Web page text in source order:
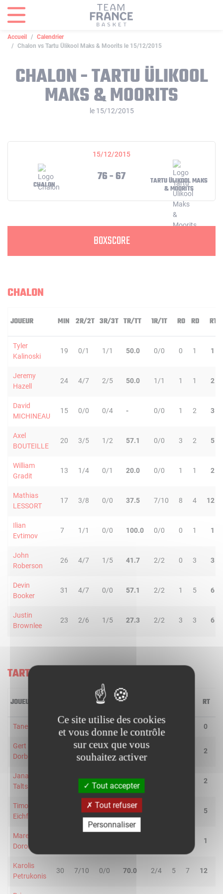
Accueil
Calendrier
Chalon vs Tartu Ülikool Maks & Moorits le 15/12/2015
CHALON - TARTU ÜLIKOOL
MAKS & MOORITS
le 15/12/2015
15/12/2015
CHALON
76 - 67
TARTU ÜLIKOOL MAKS
& MOORITS
BOXSCORE
CHALON
JOUEUR MIN 2R/2T 3R/3T TR/TT 1R/1T RO RD RT
Tyler
Kalinoski
19 0/1 1/1 50.0 0/0 0 1 1
Jeremy
Hazell
24 4/7 2/5 50.0 1/1 1 1 2
David
MICHINEAU
15 0/0 0/4 - 0/0 1 2 3
Axel
BOUTEILLE
20 3/5 1/2 57.1 0/0 3 2 5
William
Gradit
13 1/4 0/1 20.0 0/0 1 1 2
Mathias
LESSORT
17 3/8 0/0 37.5 7/10 8 4 12
Ilian
Evtimov
7 1/1 0/0 100.0 0/0 0 1 1
John
Roberson
26 4/7 1/5 41.7 2/2 0 3 3
Devin
Booker
31 4/7 0/0 57.1 2/2 1 5 6
Justin
Brownlee
23 2/6 1/5 27.3 2/2 3 3 6
TARTU ÜLIKOOL MAKS & MOORITS
JOUEUR 3R/3T TR/TT RT
Tanel Sokk 3/3 0
Gert
Dorbek
0/0 3/9 33.3 2
Janar
Talts
6/9 0/2 54.6 2
Timo
Eichfuss
3/6 0/0 50.0 5
Marek
Doronin
1
Karolis
Petrukonis
30 7/10 0/0 70.0 2/4 5 7 12
Panneau de gestion des cookies
Ce site utilise des cookies
et vous donne le contrôle
sur ceux que vous
souhaitez activer
Tout accepter
Tout refuser
Personnaliser